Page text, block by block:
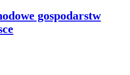
gospodarstw